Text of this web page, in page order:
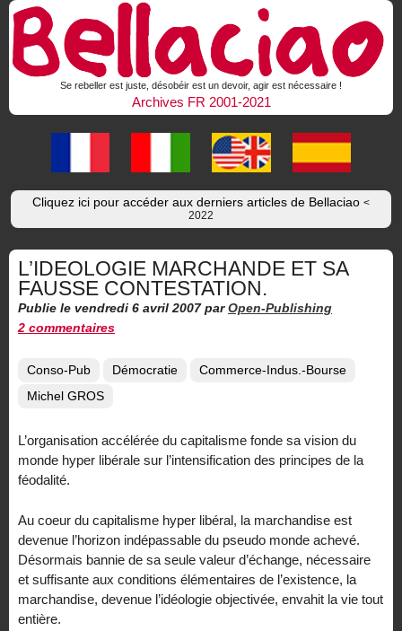
Se rebeller est juste, désobéir est un devoir, agir est nécessaire !
Archives FR 2001-2021
Cliquez ici pour accéder aux derniers articles de Bellaciao <
2022
L’IDEOLOGIE MARCHANDE ET SA
FAUSSE CONTESTATION.
Publie le vendredi 6 avril 2007par Open-Publishing
2 commentaires
Conso-Pub Démocratie
Commerce-Indus.-Bourse
Michel GROS
L’organisation accélérée du capitalisme fonde sa vision du
monde hyper libérale sur l’intensification des principes de la
féodalité.
Au coeur du capitalisme hyper libéral, la marchandise est
devenue l’horizon indépassable du pseudo monde achevé.
Désormais bannie de sa seule valeur d’échange, nécessaire
et suffisante aux conditions élémentaires de l’existence, la
marchandise, devenue l’idéologie objectivée, envahit la vie tout
entière.